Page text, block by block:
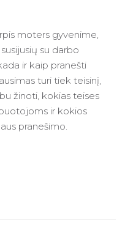
moters gyvenime,
su darbo
ir kaip pranešti
turi tiek teisinį,
žinoti, kokias teises
ir kokios
pranešimo.